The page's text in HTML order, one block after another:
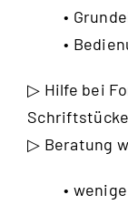
•
•
▷ Hilfe bei
▷ Beratung
•